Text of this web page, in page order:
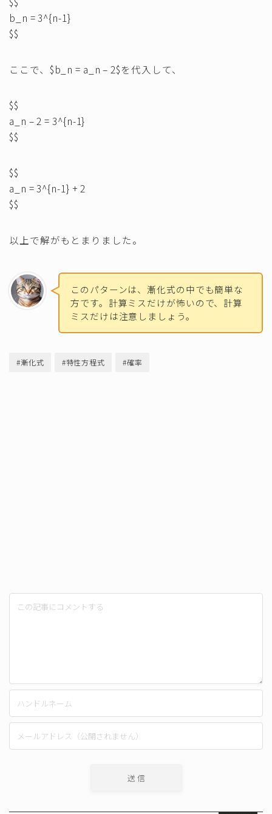
b_n = 3^{n-1}
$$
ここで、$b_n = a_n – 2$を代入して、
$$
a_n – 2 = 3^{n-1}
$$
$$
a_n = 3^{n-1} + 2
$$
以上で解がもとまりました。
このパターンは、漸化式の中でも簡単な
方です。計算ミスだけが怖いので、計算
ミスだけは注意しましょう。
#漸化式 #特性方程式 #確率